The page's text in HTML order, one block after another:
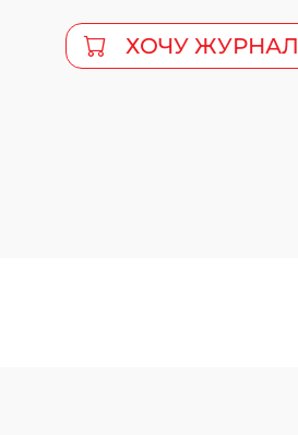
ХОЧУ ЖУРНАЛ